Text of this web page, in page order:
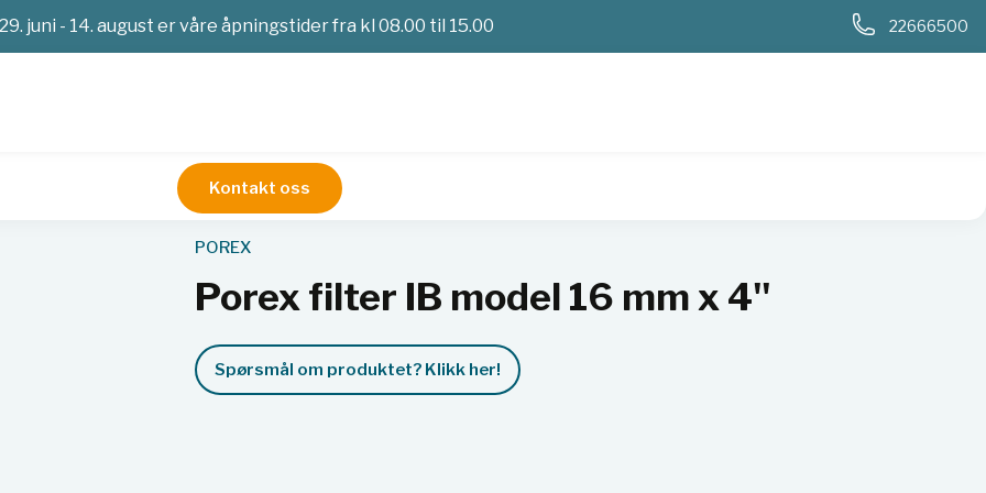
29. juni - 14. august er våre åpningstider fra kl 08.00 til 15.00 22666500
Kontakt oss
POREX
Porex filter IB model 16 mm x 4''
Spørsmål om produktet? Klikk her!